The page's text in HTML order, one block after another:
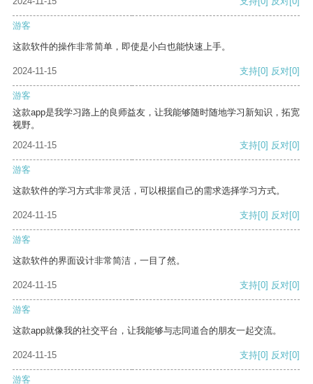
游客
这款软件的操作非常简单，即使是小白也能快速上手。
2024-11-15 支持[0] 反对[0]
游客
这款app是我学习路上的良师益友，让我能够随时随地学习新知识，拓宽
视野。
2024-11-15
支持[0] 反对[0]
游客
这款软件的学习方式非常灵活，可以根据自己的需求选择学习方式。
2024-11-15 支持[0] 反对[0]
游客
这款软件的界面设计非常简洁，一目了然。
2024-11-15 支持[0] 反对[0]
游客
这款app就像我的社交平台，让我能够与志同道合的朋友一起交流。
2024-11-15 支持[0] 反对[0]
游客